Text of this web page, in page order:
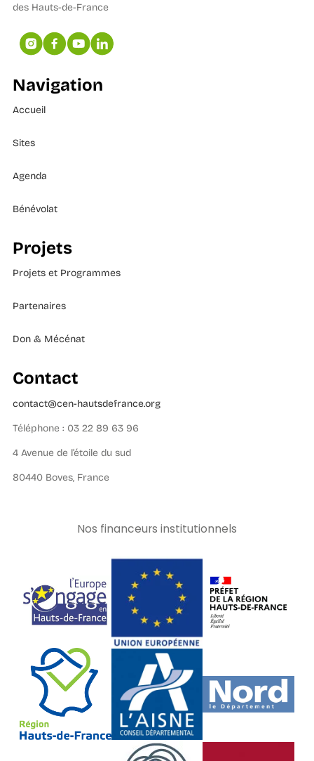
des Hauts-de-France
Navigation
Accueil
Sites
Agenda
Bénévolat
Projets
Projets et Programmes
Partenaires
Don & Mécénat
Contact
contact@cen-hautsdefrance.org
Téléphone : 03 22 89 63 96
4 Avenue de l’étoile du sud
80440 Boves, France
Nos financeurs institutionnels